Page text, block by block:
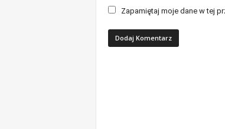
Zapamiętaj moje dane w tej